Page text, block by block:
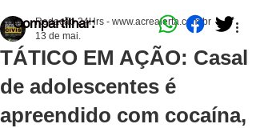
TÁTICO EM AÇÃO: Casal
de adolescentes é
apreendido com cocaína,
Redação 24Hrs - www.acrealerta.com.br
13 de mai.
Compartilhar: